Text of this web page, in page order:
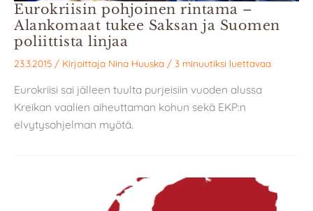
Eurokriisin pohjoinen rintama –
Alankomaat tukee Saksan ja Suomen
poliittista linjaa
23.3.2015 / Kirjoittaja Nina Huuska / 3 minuutiksi luettavaa
Eurokriisi sai jälleen tuulta purjeisiin vuoden alussa
Kreikan vaalien aiheuttaman kohun sekä EKP:n
elvytysohjelman myötä.